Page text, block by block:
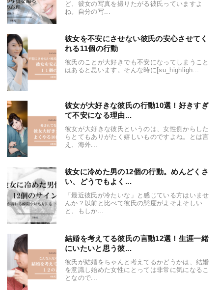
ど、彼女の写真を撮りたがる彼氏っていますよ
ね。自分の写...
彼女を不安にさせない彼氏の安心させてく
れる11個の行動
彼氏のことが大好きでも不安になってしまうこと
はあると思います。そんな時に[su_highligh...
彼女が大好きな彼氏の行動10選！好きすぎ
て不安になる理由...
彼女が大好きな彼氏というのは、女性側からした
らとてもありがたく嬉しいものですよね。とは言
え、海外...
彼女に冷めた男の12個の行動。めんどくさ
い、どうでもよく...
「最近彼氏が冷たいな」と感じている方はいませ
んか？以前と比べて彼氏の態度がよそよそしい
と、もしか...
結婚を考えてる彼氏の言動12選！生涯一緒
にいたいと思う彼...
彼氏が結婚をちゃんと考えてるかどうかは、結婚
を意識し始めた女性にとっては非常に気になるこ
となので...